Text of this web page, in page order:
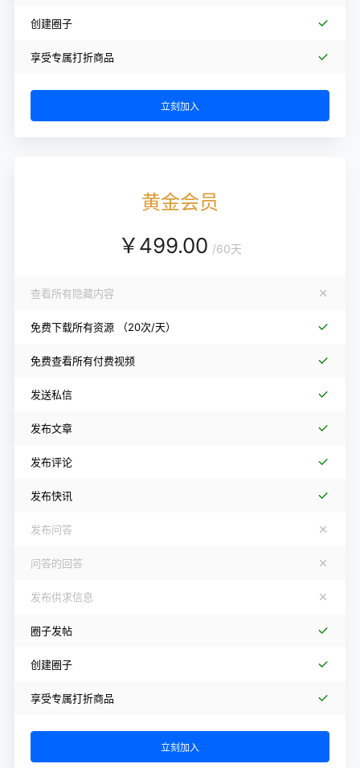
创建圈子
享受专属打折商品
立刻加入
黄金会员
￥499.00 /60天
查看所有隐藏内容
免费下载所有资源 （20次/天）
免费查看所有付费视频
发送私信
发布文章
发布评论
发布快讯
发布问答
问答的回答
发布供求信息
圈子发帖
创建圈子
享受专属打折商品
立刻加入